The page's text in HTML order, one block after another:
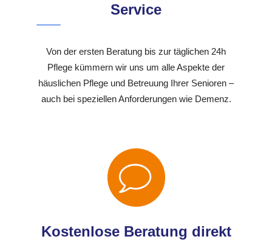
Service
Von der ersten Beratung bis zur täglichen 24h
Pflege kümmern wir uns um alle Aspekte der
häuslichen Pflege und Betreuung Ihrer Senioren –
auch bei speziellen Anforderungen wie Demenz.
Kostenlose Beratung direkt